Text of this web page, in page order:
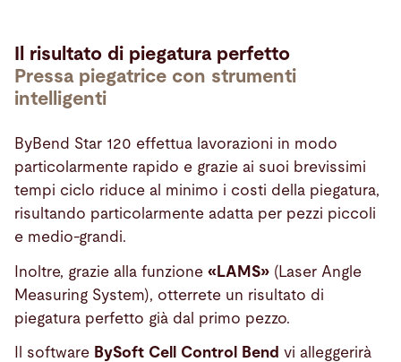
Il risultato di piegatura perfetto
Pressa piegatrice con strumenti
intelligenti
ByBend Star 120 effettua lavorazioni in modo
particolarmente rapido e grazie ai suoi brevissimi
tempi ciclo riduce al minimo i costi della piegatura,
risultando particolarmente adatta per pezzi piccoli
e medio-grandi.
Inoltre, grazie alla funzione «LAMS» (Laser Angle
Measuring System), otterrete un risultato di
piegatura perfetto già dal primo pezzo.
Il software BySoft Cell Control Bend vi alleggerirà